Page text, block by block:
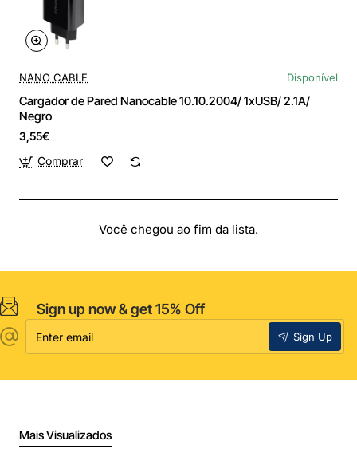
NANO CABLE Disponível
Cargador de Pared Nanocable 10.10.2004/ 1xUSB/ 2.1A/
Negro
3,55€
Comprar
Você chegou ao fim da lista.
Sign up now & get 15% Off
email
Sign Up
Mais Visualizados